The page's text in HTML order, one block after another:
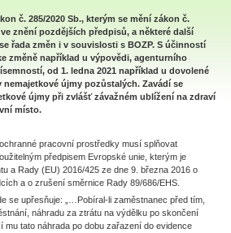
č. 285/2020 Sb., kterým se mění zákon č.
ve znění pozdějších předpisů, a některé další
řada změn i v souvislosti s BOZP. S účinností
změně například u výpovědi, agenturního
od 1. ledna 2021 například u dovolené
újmy pozůstalých. Zavádí se
újmy při zvlášť závažném ublížení na zdraví
místo.
pracovní prostředky musí splňovat
předpisem Evropské unie, kterým je
a Rady (EU) 2016/425 ze dne 9. března 2016 o
a o zrušení směrnice Rady 89/686/EHS.
se upřesňuje: „…Pobíral-li zaměstnanec před tím,
náhradu za ztrátu na výdělku po skončení
tato náhrada po dobu zařazení do evidence